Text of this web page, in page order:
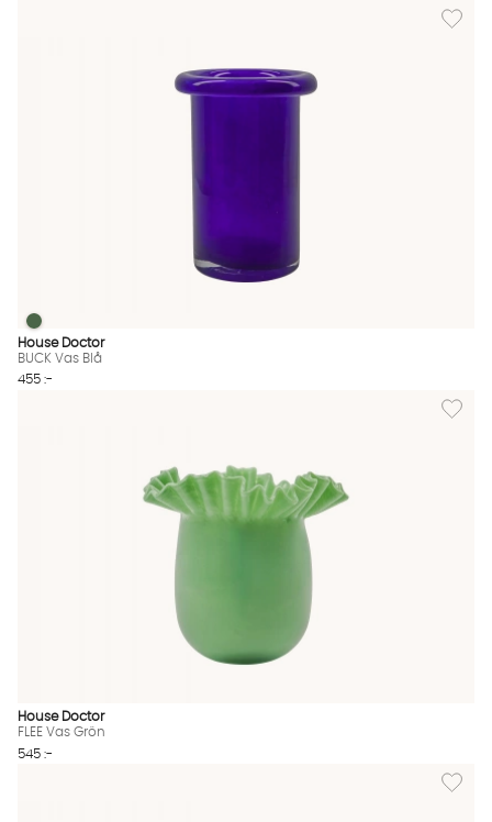
Lägg
BUCK Vas Blå Finns även i dessa färger:
BUCK Vas Blå
House Doctor
BUCK Vas Blå
455 :-
Lägg
House Doctor
FLEE Vas Grön
545 :-
Lägg